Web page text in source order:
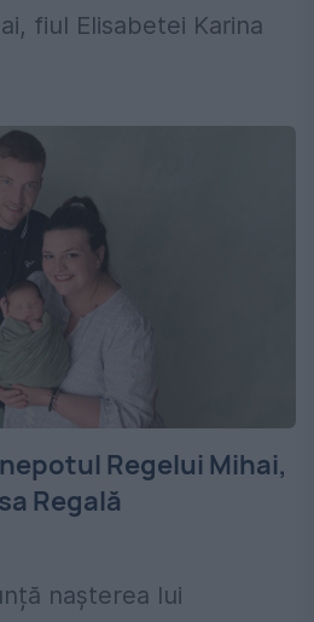
fiul Elisabetei Karina
Regelui Mihai,
Regală
nașterea lui